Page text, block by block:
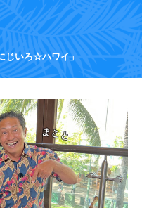
じいろ☆ハワイ」